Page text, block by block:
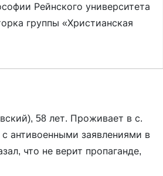
Рейнского университета
группы «Христианская
58 лет. Проживает в с.
антивоенными заявлениями в
что не верит пропаганде,